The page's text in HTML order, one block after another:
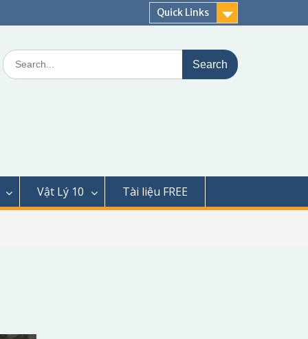
Quick Links
Search
for:
Vật Lý 10 Tài liệu FREE